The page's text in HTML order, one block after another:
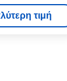
τιμή